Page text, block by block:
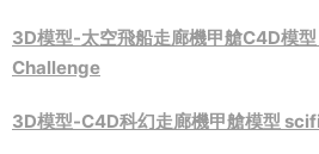
3D模型-太空飛船走廊機甲艙C4D模
Challenge
3D模型-C4D科幻走廊機甲艙模型